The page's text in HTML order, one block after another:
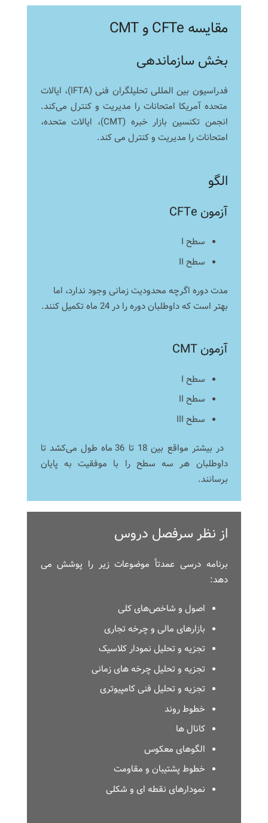
مقایسه CFTe و CMT
بخش سازماندهی
فدراسیون بین المللی تحلیلگران فنی (IFTA)، ایالات
متحده آمریکا امتحانات را مدیریت و کنترل می‌کند.
انجمن تکنسین بازار خبره (CMT)، ایالات متحده،
امتحانات را مدیریت و کنترل می کند.
الگو
آزمون CFTe
سطح I
سطح II
مدت دوره اگرچه محدودیت زمانی وجود ندارد، اما
بهتر است که داوطلبان دوره را در 24 ماه تکمیل کنند.
آزمون CMT
سطح I
سطح II
سطح III
در بیشتر مواقع بین 18 تا 36 ماه طول می‌کشد تا
داوطلبان هر سه سطح را با موفقیت به پایان
برسانند.
از نظر سرفصل دروس
برنامه درسی عمدتاً موضوعات زیر را پوشش می
دهد:
اصول و شاخص‌های کلی
بازارهای مالی و چرخه تجاری
تجزیه و تحلیل نمودار کلاسیک
تجزیه و تحلیل چرخه های زمانی
تجزیه و تحلیل فنی کامپیوتری
خطوط روند
کانال ها
الگوهای معکوس
خطوط پشتیبان و مقاومت
نمودارهای نقطه ای و شکلی